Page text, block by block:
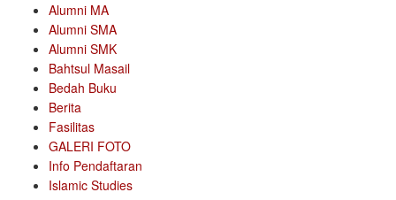
Alumni MA
Alumni SMA
Alumni SMK
Bahtsul Masail
Bedah Buku
Berita
Fasilitas
GALERI FOTO
Info Pendaftaran
Islamic Studies